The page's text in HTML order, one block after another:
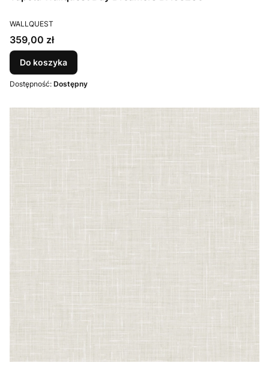
PRODUCENT
WALLQUEST
Cena
359,00 zł
Do koszyka
Dostępność: Dostępny